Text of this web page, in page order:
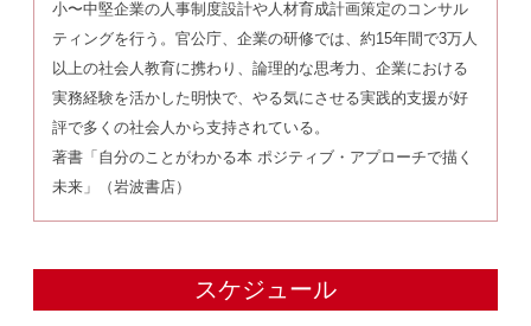
小〜中堅企業の人事制度設計や人材育成計画策定のコンサル
ティングを行う。官公庁、企業の研修では、約15年間で3万人
以上の社会人教育に携わり、論理的な思考力、企業における
実務経験を活かした明快で、やる気にさせる実践的支援が好
評で多くの社会人から支持されている。
著書「自分のことがわかる本 ポジティブ・アプローチで描く
未来」（岩波書店）
スケジュール